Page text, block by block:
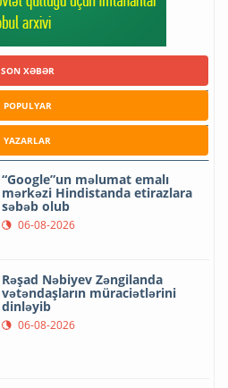
SON XƏBƏR
POPULYAR
YAZARLAR
“Google”un məlumat emalı
mərkəzi Hindistanda etirazlara
səbəb olub
06-08-2026
Rəşad Nəbiyev Zəngilanda
vətəndaşların müraciətlərini
dinləyib
06-08-2026